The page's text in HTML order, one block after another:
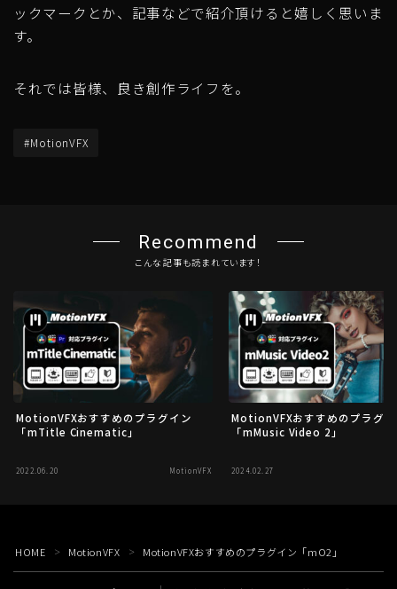
ックマークとか、記事などで紹介頂けると嬉しく思いま
す。
それでは皆様、良き創作ライフを。
#MotionVFX
Recommend
こんな記事も読まれています！
MotionVFXおすすめのプラグイン
「mTitle Cinematic」
2022.06.20 MotionVFX
MotionVFXおすすめのプラグ
「mMusic Video 2」
2024.02.27
HOME ＞ MotionVFX ＞ MotionVFXおすすめのプラグイン「mO2」